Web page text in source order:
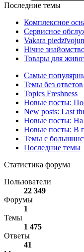
Последние темы
Комплексное
Сервисное
Vakara
Нічне
Товары для
Самые
Темы без ответов
Topics Freshness
Новые посты:
New posts: Last
Новые посты: На
Новые посты: В
Темы с
Последние темы
Статистика форума
Пользователи
22 349
Форумы
1
Темы
1 475
Ответы
41